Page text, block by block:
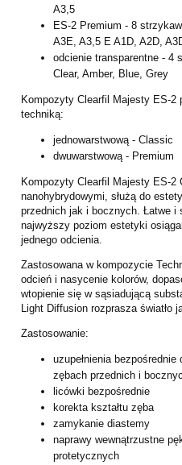
A3,5
ES-2 Premium - 8
A3E, A3,5 E A1D, A2D,
odcienie transparentne - 4
Clear, Amber, Blue, Grey
Kompozyty Clearfil Majesty ES-2
techniką:
jednowarstwową - Classic
dwuwarstwową - Premium
Kompozyty Clearfil Majesty ES-2
nanohybrydowymi, służą do
przednich jak i bocznych. Łatwe i
najwyższy poziom estetyki
jednego odcienia.
Zastosowana w kompozycie
odcień i nasycenie kolorów,
wtopienie się w sąsiadującą
Light Diffusion rozprasza światło
Zastosowanie:
uzupełnienia
zębach przednich i
licówki bezpośrednie
korekta kształtu zęba
zamykanie diastemy
naprawy wewnątrzustne
protetycznych